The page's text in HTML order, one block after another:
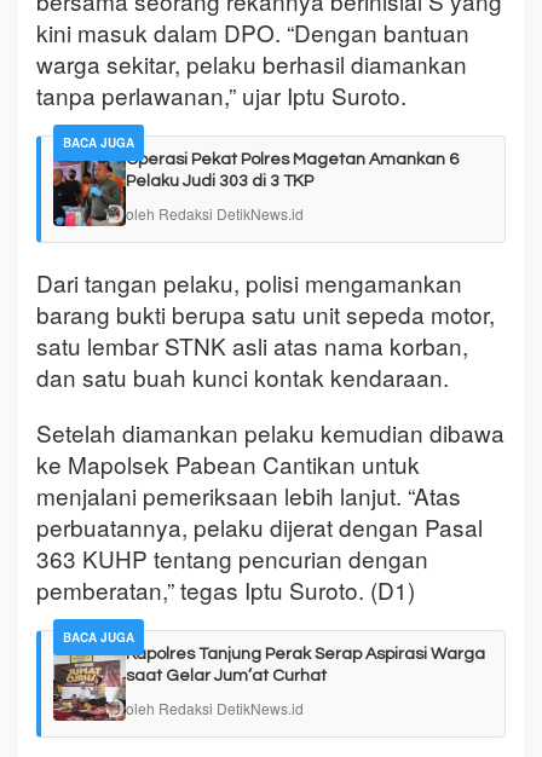
kini masuk dalam DPO. “Dengan bantuan
warga sekitar, pelaku berhasil diamankan
tanpa perlawanan,” ujar Iptu Suroto.
BACA JUGA
Operasi Pekat Polres Magetan Amankan 6
Pelaku Judi 303 di 3 TKP
oleh Redaksi DetikNews.id
Dari tangan pelaku, polisi mengamankan
barang bukti berupa satu unit sepeda motor,
satu lembar STNK asli atas nama korban,
dan satu buah kunci kontak kendaraan.
Setelah diamankan pelaku kemudian dibawa
ke Mapolsek Pabean Cantikan untuk
menjalani pemeriksaan lebih lanjut. “Atas
perbuatannya, pelaku dijerat dengan Pasal
363 KUHP tentang pencurian dengan
pemberatan,” tegas Iptu Suroto. (D1)
BACA JUGA
Kapolres Tanjung Perak Serap Aspirasi Warga
saat Gelar Jum’at Curhat
oleh Redaksi DetikNews.id